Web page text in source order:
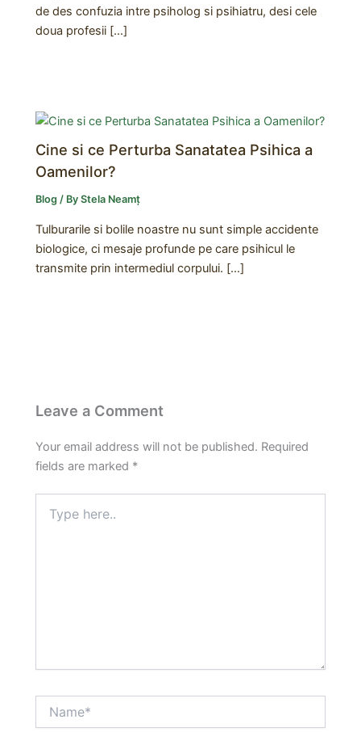
de des confuzia intre psiholog si psihiatru, desi cele
doua profesii […]
Cine si ce Perturba Sanatatea Psihica a
Oamenilor?
Blog / ByStela Neamț
Tulburarile si bolile noastre nu sunt simple accidente
biologice, ci mesaje profunde pe care psihicul le
transmite prin intermediul corpului. […]
Leave a Comment
Your email address will not be published. Required
fields are marked *
here..